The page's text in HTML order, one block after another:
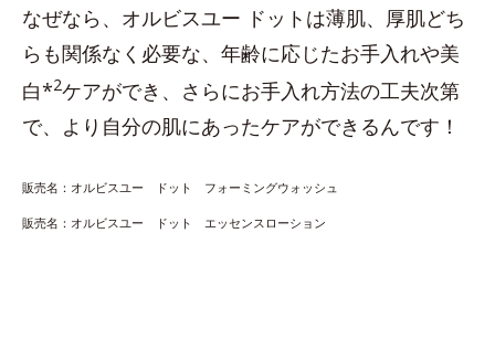
なぜなら、オルビスユー ドットは薄肌、厚肌どち
らも関係なく必要な、年齢に応じたお手入れや美
白*2ケアができ、さらにお手入れ方法の工夫次第
で、より自分の肌にあったケアができるんです！
販売名：オルビスユー ドット フォーミングウォッシュ
販売名：オルビスユー ドット エッセンスローション